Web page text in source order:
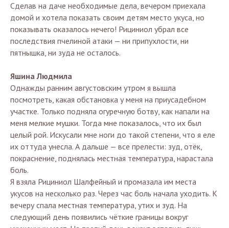
Сделав на даче необходимые дела, вечером приехала
домой и хотела показать своим детям место укуса, но
показывать оказалось нечего! Рициниол убрал все
последствия пчелиной атаки — ни припухлости, ни
пятнышка, ни зуда не осталось.
Яшина Людмила
Однажды ранним августовским утром я вышла
посмотреть, какая обстановка у меня на приусадебном
участке. Только подняла огуречную ботву, как напали на
меня мелкие мушки. Тогда мне показалось, что их был
целый рой. Искусали мне ноги до такой степени, что я еле
их оттуда унесла. А дальше — все прелести: зуд, отёк,
покраснение, поднялась местная температура, нарастала
боль.
Я взяла Рициниол Шалфейный и промазала им места
укусов на несколько раз. Через час боль начала уходить. К
вечеру спала местная температура, утих и зуд. На
следующий день появились чёткие границы вокруг